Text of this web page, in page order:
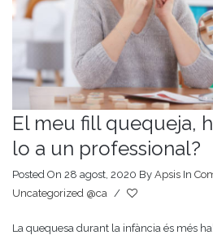
El meu fill quequeja,
lo a un professional?
Posted On 28 agost, 2020 By Apsis In
Uncategorized @ca
/
La quequesa durant la infància és més